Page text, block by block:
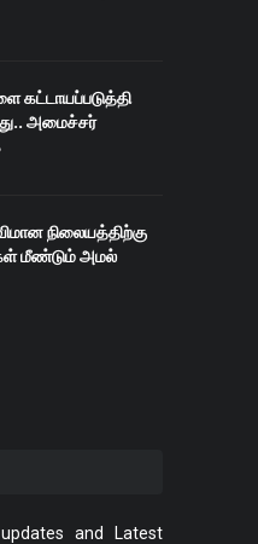
கட்டாயப்படுத்தி
அமைச்சர்
நிலையத்திற்கு
மீண்டும் அமல்
and Latest